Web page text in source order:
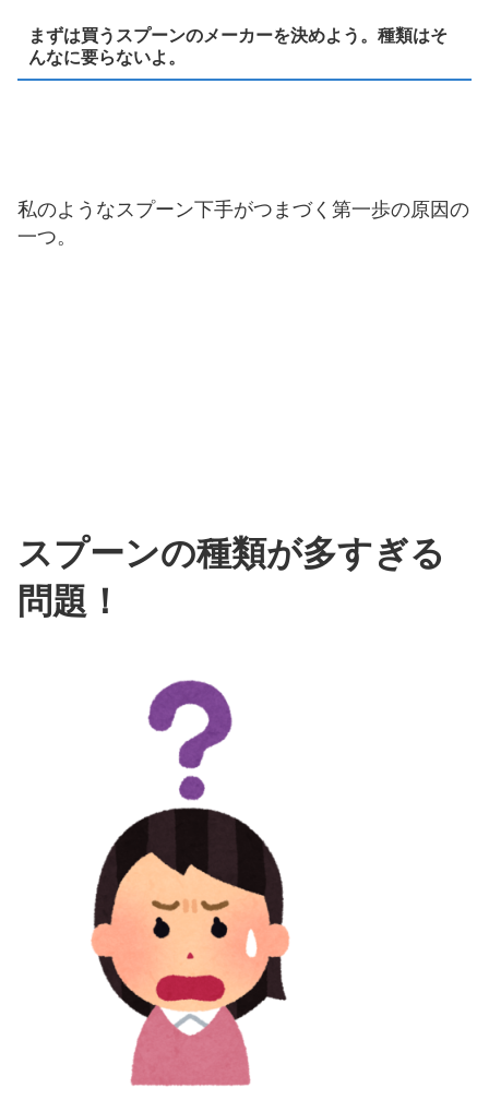
まずは買うスプーンのメーカーを決めよう。種類はそ
んなに要らないよ。
私のようなスプーン下手がつまづく第一歩の原因の
一つ。
スプーンの種類が多すぎる
問題！